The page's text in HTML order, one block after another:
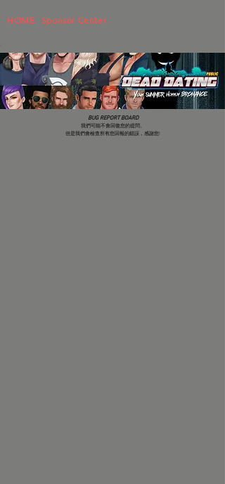
HOME Sponsor Center
BUG REPORT BOARD
我們可能不會回復您的提問。
但是我們會檢查所有您回報的錯誤，感謝您!